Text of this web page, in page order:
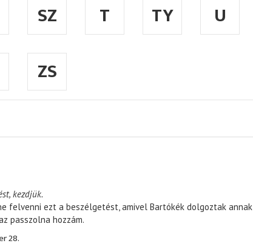
SZ T TY U
ZS
kezdjük.
felvenni ezt a beszélgetést, amivel Bartókék dolgoztak annak
passzolna hozzám.
28.